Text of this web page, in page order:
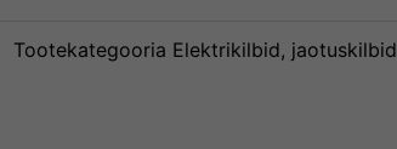
Tootekategooria Elektrikilbid, jaotuskilbid